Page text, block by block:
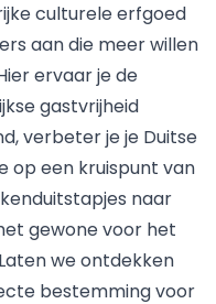
culturele erfgoed
aan die meer willen
ervaar je de
gastvrijheid
verbeter je je Duitse
op een kruispunt van
naar
gewone voor het
we ontdekken
bestemming voor